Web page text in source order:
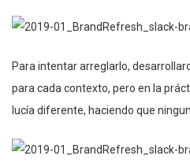
Para intentar arreglarlo,
para cada contexto, pero en la
lucía diferente, haciendo que